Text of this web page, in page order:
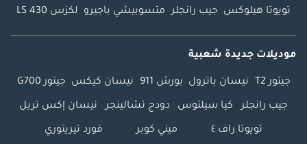
تويوتا هيلوكس جيب رانجلر متسوبيشي باجيرو لكزس LS 430
موديلات جديدة شعبية
جيتور T2 نيسان باترول بورش 911 نيسان كيكس جيتور G700
جيب رانجلر كيا سيلتوس دودج تشالينجر نيسان إكس تريل
تويوتا راف ٤ ميني كوبر فورد تيريتوري